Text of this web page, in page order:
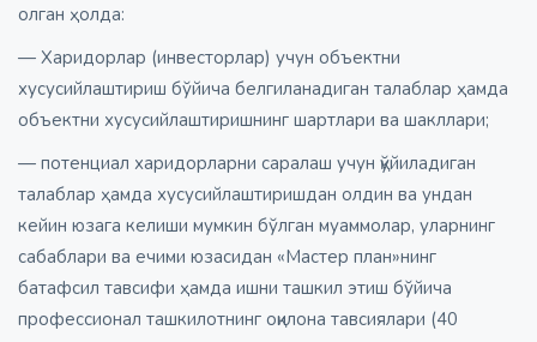
олган ҳолда:
— Харидорлар (инвесторлар) учун объектни
хусусийлаштириш бўйича белгиланадиган талаблар ҳамда
объектни хусусийлаштиришнинг шартлари ва шакллари;
— потенциал харидорларни саралаш учун қўйиладиган
талаблар ҳамда хусусийлаштиришдан олдин ва ундан
кейин юзага келиши мумкин бўлган муаммолар, уларнинг
сабаблари ва ечими юзасидан «Мастер план»нинг
батафсил тавсифи ҳамда ишни ташкил этиш бўйича
профессионал ташкилотнинг оқилона тавсиялари (40